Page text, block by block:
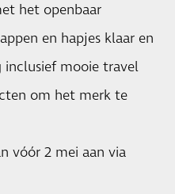
het openbaar
en hapjes klaar en
mooie travel
om het merk te
vóór 2 mei aan via